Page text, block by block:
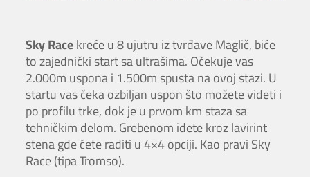
Sky Racekreće u 8 ujutru iz tvrđave Maglič, biće
to zajednički start sa ultrašima. Očekuje vas
2.000m uspona i 1.500m spusta na ovoj stazi. U
startu vas čeka ozbiljan uspon što možete videti i
po profilu trke, dok je u prvom km staza sa
tehničkim delom. Grebenom idete kroz lavirint
stena gde ćete raditi u 4×4 opciji. Kao pravi Sky
Race (tipa Tromso).